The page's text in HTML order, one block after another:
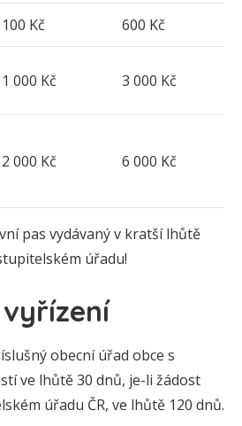
100 Kč 600 Kč
1 000 Kč 3 000 Kč
2 000 Kč 6 000 Kč
pas vydávaný v kratší lhůtě
úřadu!
obecní úřad obce s
ve lhůtě 30 dnů, je-li žádost
úřadu ČR, ve lhůtě 120 dnů.